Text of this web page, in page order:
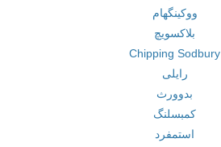
ووکینگهام
بلاکسویچ
Chipping Sodbury
رایلی
بدوورث
کمبسلنگ
استمفرد